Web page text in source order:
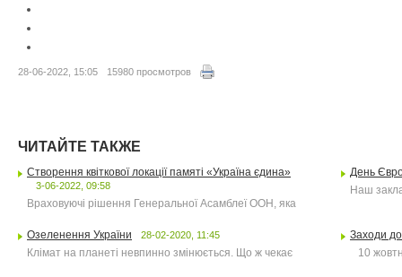
28-06-2022, 15:05 15980 просмотров
ЧИТАЙТЕ ТАКЖЕ
Створення квіткової локації памяті «Україна єдина»
3-06-2022, 09:58
Враховуючі рішення Генеральної Асамблеї ООН, яка
День
Наш
Озеленення України 28-02-2020, 11:45
Клімат на планеті невпинно змінюється. Що ж чекає
Заходи
10